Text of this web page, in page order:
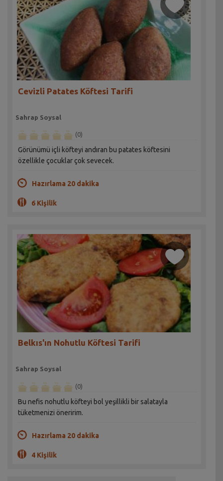
Cevizli Patates Köftesi Tarifi
Sahrap Soysal
(0)
Görünümü içli köfteyi andıran bu patates köftesini
özellikle çocuklar çok sevecek.
Hazırlama 20 dakika
6 Kişilik
Belkıs'ın Nohutlu Köftesi Tarifi
Sahrap Soysal
(0)
Bu nefis nohutlu köfteyi bol yeşillikli bir salatayla
tüketmenizi öneririm.
Hazırlama 20 dakika
4 Kişilik